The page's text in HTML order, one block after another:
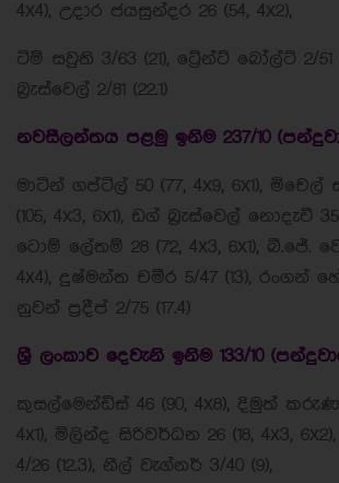
4x4), උදාර ජයසුන්දර 26 (54, 4x2),
ටිම් සවුති 3/63 (21), ට්‍රේන්ට් බෝල්ට් 2/51
බ්‍රැස්වෙල් 2/81 (22.1)
නවසීලන්තය පළමු ඉනිම 237/10
මාටින් ගප්ටිල් 50 (77, 4x9, 6x1), මිචෙල්
(105, 4x3, 6x1), ඩග් බ්‍රැස්වෙල් නොදැවී 35
ටොම් ලේතම් 28 (72, 4x3, 6x1), බී.ජේ.
4x4), දුෂ්මන්ත චමීර 5/47 (13), රංගන්
නුවන් ප්‍රදීප් 2/75 (17.4)
ශ්‍රී ලංකාව දෙවැනි ඉනිම 133/10
කුසල්මෙන්ඩිස් 46 (90, 4x8), දිමුත්
4x1), මිලින්ද සිරිවර්ධන 26 (18, 4x3,
4/26 (12.3), නීල් වැග්නර් 3/40 (9),